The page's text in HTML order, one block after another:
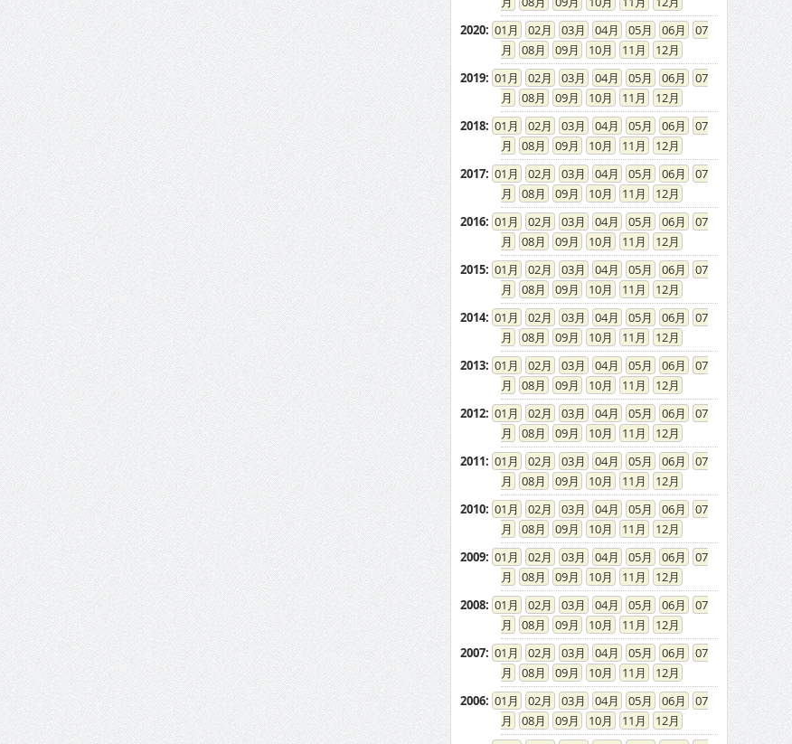
2020: 01 02 03 04 05 06
07
08
09 10 11
12
2019: 01 02 03 04 05 06
07
08
09 10 11
12
2018: 01 02 03 04 05 06
07
08
09 10 11
12
2017: 01 02 03 04 05 06
07
08
09 10 11
12
2016: 01 02 03 04 05 06
07
08
09 10 11
12
2015: 01 02 03 04 05 06
07
08
09 10 11
12
2014: 01 02 03 04 05 06
07
08
09 10 11
12
2013: 01 02 03 04 05 06
07
08
09 10 11
12
2012: 01 02 03 04 05 06
07
08
09 10 11
12
2011: 01 02 03 04 05 06
07
08
09 10 11
12
2010: 01 02 03 04 05 06
07
08
09 10 11
12
2009: 01 02 03 04 05 06
07
08
09 10 11
12
2008: 01 02 03 04 05 06
07
08
09 10 11
12
2007: 01 02 03 04 05 06
07
08
09 10 11
12
2006: 01 02 03 04 05 06
07
08
09 10 11
12